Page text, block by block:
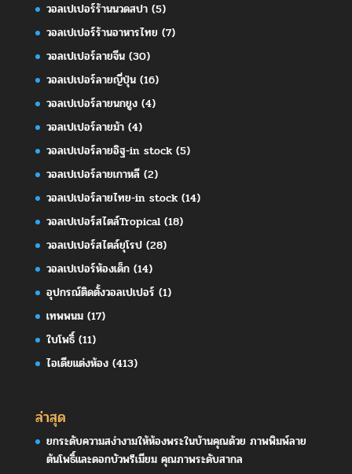
วอลเปเปอร์ร้านนวดสปา(5)
วอลเปเปอร์ร้านอาหารไทย (7)
วอลเปเปอร์ลายจีน(30)
วอลเปเปอร์ลายญี่ปุ่น(16)
วอลเปเปอร์ลายนกยูง(4)
วอลเปเปอร์ลายม้า(4)
วอลเปเปอร์ลายอิฐ-in stock(5)
วอลเปเปอร์ลายเกาหลี(2)
วอลเปเปอร์ลายไทย-in stock(14)
วอลเปเปอร์สไตล์Tropical(18)
วอลเปเปอร์สไตล์ยุโรป(28)
วอลเปเปอร์ห้องเด็ก(14)
อุปกรณ์ติดตั้งวอลเปเปอร์ (1)
เทพพนม(17)
ใบโพธิ์(11)
ไอเดียแต่งห้อง(413)
ล่าสุด
ยกระดับความสง่างามให้ห้องพระในบ้านคุณด้วย ภาพพิมพ์ลาย
ต้นโพธิ์และดอกบัวพรีเมียม คุณภาพระดับสากล